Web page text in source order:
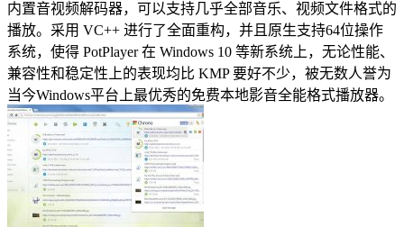
内置音视频解码器，可以支持几乎全部音乐、视频文件格式的
播放。采用 VC++ 进行了全面重构，并且原生支持64位操作
系统，使得 PotPlayer 在 Windows 10 等新系统上，无论性能、
兼容性和稳定性上的表现均比 KMP 要好不少，被无数人誉为
当今Windows平台上最优秀的免费本地影音全能格式播放器。